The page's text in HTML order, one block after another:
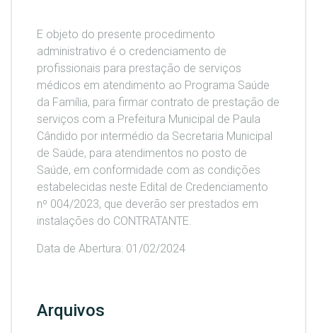
E objeto do presente procedimento
administrativo é o credenciamento de
profissionais para prestação de serviços
médicos em atendimento ao Programa Saúde
da Família, para firmar contrato de prestação de
serviços com a Prefeitura Municipal de Paula
Cândido por intermédio da Secretaria Municipal
de Saúde, para atendimentos no posto de
Saúde, em conformidade com as condições
estabelecidas neste Edital de Credenciamento
nº 004/2023, que deverão ser prestados em
instalações do CONTRATANTE.
Data de Abertura: 01/02/2024
Arquivos